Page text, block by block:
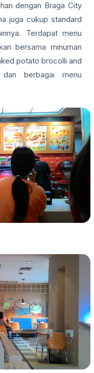
dengan Braga City
juga cukup standard
Terdapat menu
bersama minuman
potato brocolli and
berbagai menu